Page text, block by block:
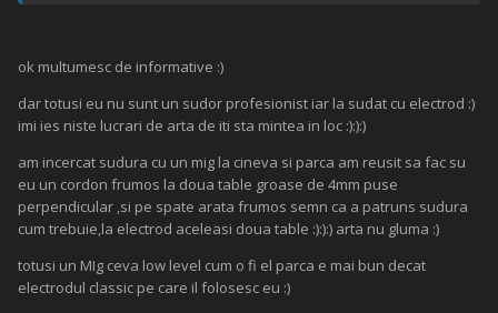
ok multumesc de informative :)
dar totusi eu nu sunt un sudor profesionist iar la sudat cu electrod :)
imi ies niste lucrari de arta de iti sta mintea in loc :):):)
am incercat sudura cu un mig la cineva si parca am reusit sa fac su
eu un cordon frumos la doua table groase de 4mm puse
perpendicular ,si pe spate arata frumos semn ca a patruns sudura
cum trebuie,la electrod aceleasi doua table :):):) arta nu gluma :)
totusi un MIg ceva low level cum o fi el parca e mai bun decat
electrodul classic pe care il folosesc eu :)